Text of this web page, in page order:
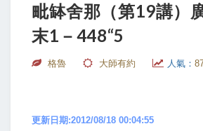
毗缽舍那（第19講）
末1－448“5
格魯 大師有約 人氣：
更新日期:2012/08/18 00:04:55